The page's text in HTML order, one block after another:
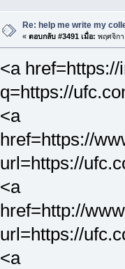
Re: help me write my
« ตอบกลับ #3491 เมื่อ: พฤศจิกา
<a
q=https://
<a
href=https://
url=https://
<a
href=http://
url=https://
<a